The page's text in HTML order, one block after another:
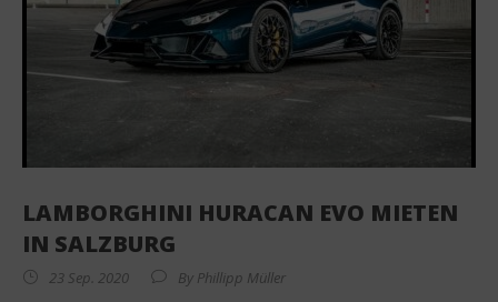
LAMBORGHINI HURACAN EVO MIETEN
IN SALZBURG
23 Sep. 2020 By Phillipp Müller